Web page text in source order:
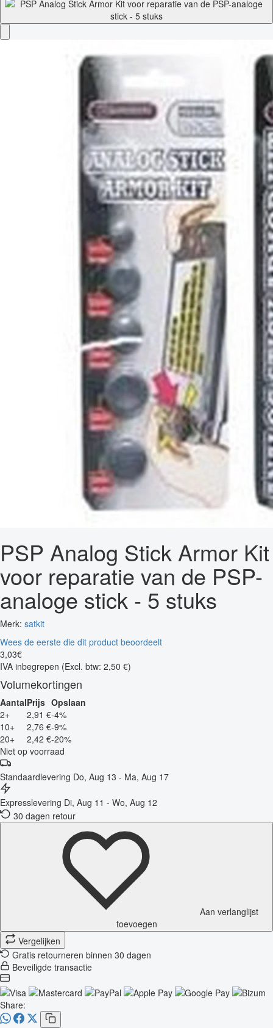
PSP Analog Stick Armor Kit
voor reparatie van de PSP-
analoge stick - 5 stuks
Merk: satkit
Wees de eerste die dit product beoordeelt
3,03€
IVA inbegrepen (Excl. btw: 2,50 €)
Volumekortingen
AantalPrijs Opslaan
2+
2,91 €-4%
10+
2,76 €-9%
20+
2,42 €-20%
Niet op voorraad
Standaardlevering Do, Aug 13 - Ma, Aug 17
Expresslevering Di, Aug 11 - Wo, Aug 12
30 dagen retour
Aan verlanglijst
toevoegen
Vergelijken
Gratis retourneren binnen 30 dagen
Beveiligde transactie
Share: